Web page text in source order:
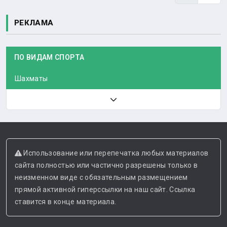
РЕКЛАМА
ПО ВИДАМ СПОРТА
Шахматы
Использование или перепечатка любых материалов
сайта полностью или частично разрешены только в
неизменном виде с обязательным размещением
прямой активной гиперссылки на наш сайт. Ссылка
ставится в конце материала.